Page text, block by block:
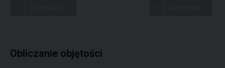
Obliczanie objętości